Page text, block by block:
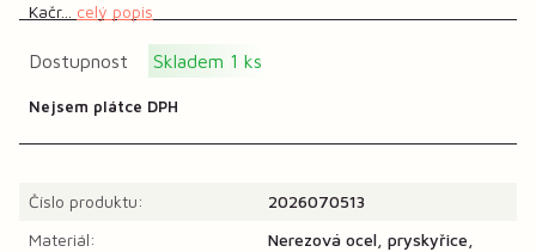
Kačr... celý popis
Dostupnost Skladem 1 ks
Nejsem plátce DPH
Číslo produktu:
2026070513
Materiál:
Nerezová ocel, pryskyřice,